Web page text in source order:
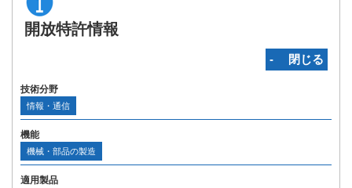
開放特許情報
‐ 閉じる
技術分野
情報・通信
機能
機械・部品の製造
適用製品